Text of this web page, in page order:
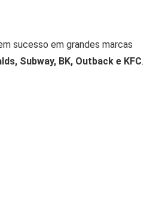
sucesso em grandes marcas
Subway, BK, Outback e KFC.